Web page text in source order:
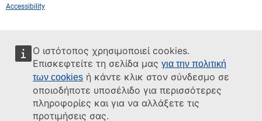
Ο ιστότοπος χρησιμοποιεί cookies.
Επισκεφτείτε τη σελίδα μας για την πολιτική
των cookies ή κάντε κλικ στον σύνδεσμο σε
οποιοδήποτε υποσέλιδο για περισσότερες
πληροφορίες και για να αλλάξετε τις
προτιμήσεις σας.
Accessibility